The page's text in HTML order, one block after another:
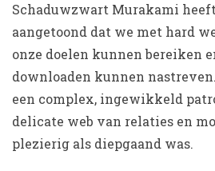
Schaduwzwart Murakami
aangetoond dat we met hard
onze doelen kunnen bereiken
downloaden kunnen
een complex, ingewikkeld
delicate web van relaties en
plezierig als diepgaand was.